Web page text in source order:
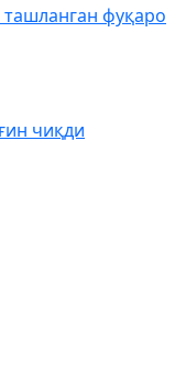
фуқаро
чиқди